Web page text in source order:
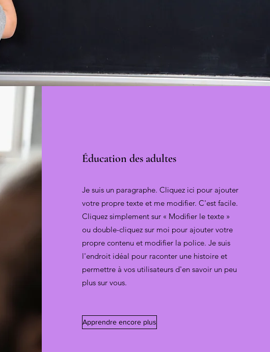
Éducation des adultes
Je suis un paragraphe. Cliquez ici pour ajouter
votre propre texte et me modifier. C'est facile.
Cliquez simplement sur « Modifier le texte »
ou double-cliquez sur moi pour ajouter votre
propre contenu et modifier la police. Je suis
l'endroit idéal pour raconter une histoire et
permettre à vos utilisateurs d'en savoir un peu
plus sur vous.
Apprendre encore plus